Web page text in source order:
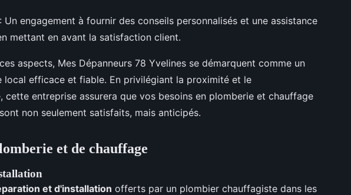
: Un engagement à fournir des conseils personnalisés et une assistance
mettant en avant la satisfaction client.
aspects, Mes Dépanneurs 78 Yvelines se démarquent comme un
local efficace et fiable. En privilégiant la proximité et le
cette entreprise assurera que vos besoins en plomberie et chauffage
non seulement satisfaits, mais anticipés.
et de chauffage
et d'installation offerts par un plombier chauffagiste dans les